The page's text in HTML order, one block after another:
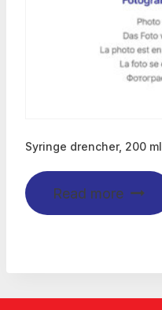
Syringe drencher, 200 ml
Read more